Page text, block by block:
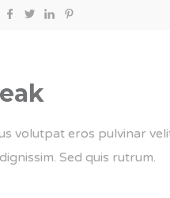
volutpat eros pulvinar
Sed quis rutrum.